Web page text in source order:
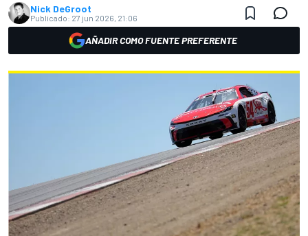
Nick DeGroot
Publicado: 27 jun 2026, 21:06
AÑADIR COMO FUENTE PREFERENTE